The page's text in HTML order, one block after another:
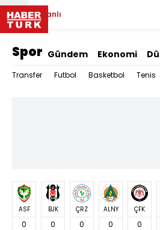
Canlı
Spor Gündem Ekonomi
Transfer Futbol Basketbol Tenis
ASF
0
BJK
0
ÇRZ
0
ALNY
0
ÇFK
0